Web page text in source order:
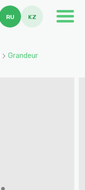
RU KZ
Grandeur